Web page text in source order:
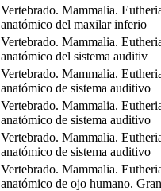
Vertebrado. Mammalia.
anatómico del maxilar inferio
Vertebrado. Mammalia.
anatómico del sistema auditiv
Vertebrado. Mammalia.
anatómico de sistema auditivo
Vertebrado. Mammalia.
anatómico de sistema auditivo
Vertebrado. Mammalia.
anatómico de sistema auditivo
Vertebrado. Mammalia.
anatómico de ojo humano. Gran